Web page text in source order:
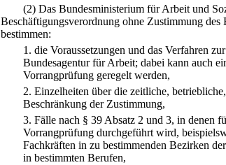
(2) Das Bundesministerium für Arbeit und
Beschäftigungsverordnung ohne Zustimmung des
bestimmen:
1. die Voraussetzungen und das Verfahren
Bundesagentur für Arbeit; dabei kann auch
Vorrangprüfung geregelt werden,
2. Einzelheiten über die zeitliche,
Beschränkung der Zustimmung,
3. Fälle nach § 39 Absatz 2 und 3, in denen
Vorrangprüfung durchgeführt wird,
Fachkräften in zu bestimmenden Bezirken
in bestimmten Berufen,